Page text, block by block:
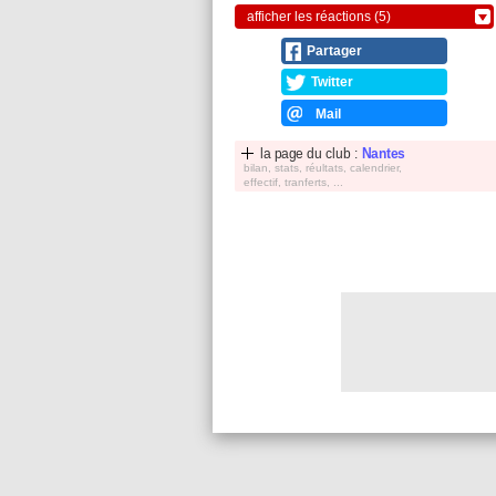
afficher les réactions (5)
Partager
Twitter
Mail
la page du club : Nantes
bilan, stats, réultats, calendrier,
effectif, tranferts, ...